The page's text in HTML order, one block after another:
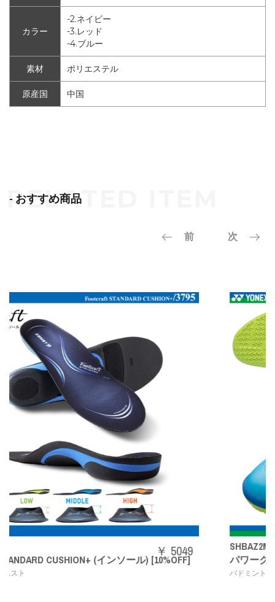
カラー
-2.ネイビー
-3.レッド
-4.ブルー
素材 ポリエステル
原産国 中国
- おすすめ商品
前 次
ール) [10%OFF]
パワークッションエアラスZメン